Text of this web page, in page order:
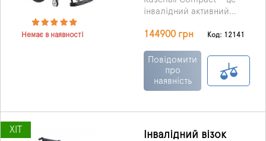
Немає в наявності
інвалідний активний
складною алюмінієвою
підніжками.
144900 грн Код: 12141
Повідомити
про
наявність
ХІТ
Інвалідний візок